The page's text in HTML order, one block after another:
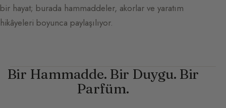
bir hayat; burada hammaddeler, akorlar ve yaratım
hikâyeleri boyunca paylaşılıyor.
Bir Hammadde. Bir Duygu. Bir
Parfüm.